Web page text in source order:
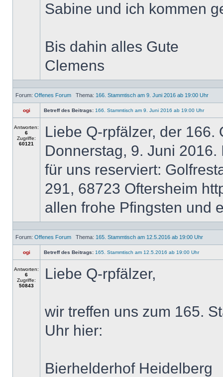
Sabine und ich kommen
Bis dahin alles Gute
Clemens
Forum: Offenes Forum Thema: 166. Stammtisch am 9. Juni 2016 ab 19:00 Uhr
ogi Betreff des Beitrags: 166. Stammtisch am 9. Juni 2016 ab 19:00 Uhr
Antworten:
6
Zugriffe:
60121
Liebe Q-rpfälzer, der 166.
Donnerstag, 9. Juni
für uns reserviert:
291, 68723 Oftersheim
allen frohe Pfingsten und
Forum: Offenes Forum Thema: 165. Stammtisch am 12.5.2016 ab 19:00 Uhr
ogi Betreff des Beitrags: 165. Stammtisch am 12.5.2016 ab 19:00 Uhr
Antworten:
6
Zugriffe:
50843
Liebe Q-rpfälzer,
wir treffen uns zum 165.
Uhr hier:
Bierhelderhof Heidelberg